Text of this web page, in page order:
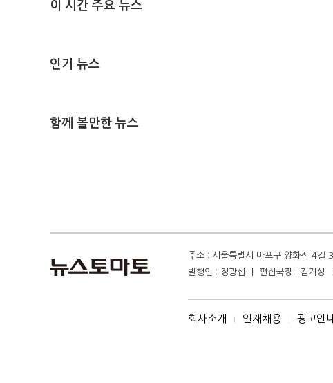
이 시간 주요 뉴스
인기 뉴스
함께 볼만한 뉴스
주소 : 서울특별시 마포구 양화진 4
발행인 : 정광섭 ㅣ 편집국장 : 김기
회사소개 I 인재채용 I 광고안